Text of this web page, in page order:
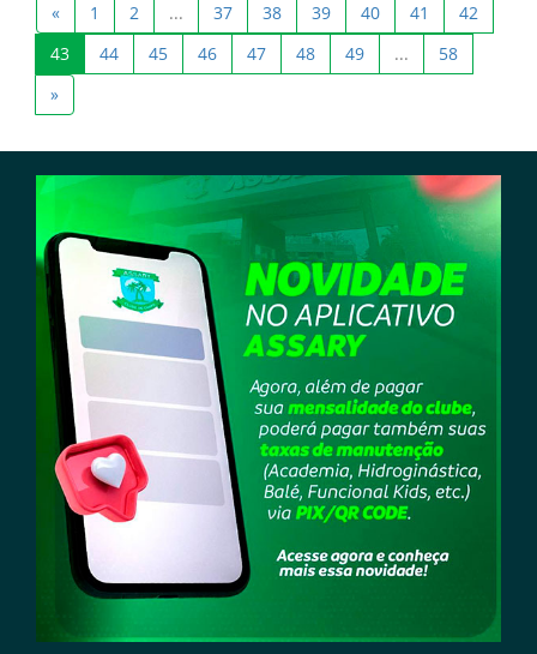
« 1 2 ... 37 38 39 40 41
42
43
44 45 46 47 48 49 ...
58
»